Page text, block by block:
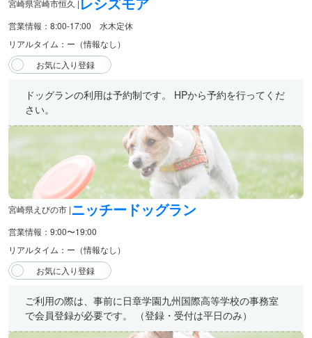
宮崎県宮崎市恒久 |
営業情報：8:00-17:00 水木定休
リアルタイム：ー（情報なし）
ドッグランの利用は予約制です。 HPから予約を行ってくだ
さい。
宮崎県えびの市 |ニッチードッグラン
営業情報：9:00〜19:00
リアルタイム：ー（情報なし）
ご利用の際は、事前に日章学園九州国際高等学校の事務室
で会員登録が必要です。 （登録・受付は平日のみ）